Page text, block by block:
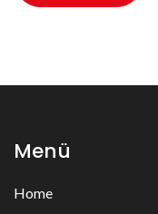
Menü
Home